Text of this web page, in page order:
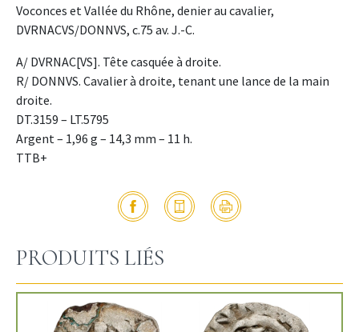
Voconces et Vallée du Rhône, denier au cavalier,
DVRNACVS/DONNVS, c.75 av. J.-C.
A/ DVRNAC[VS]. Tête casquée à droite.
R/ DONNVS. Cavalier à droite, tenant une lance de la main
droite.
DT.3159 – LT.5795
Argent – 1,96 g – 14,3 mm – 11 h.
TTB+
PRODUITS LIÉS